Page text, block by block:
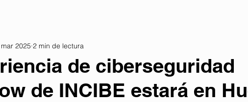
de ciberseguridad
de INCIBE estará en
2025 2 min de lectura